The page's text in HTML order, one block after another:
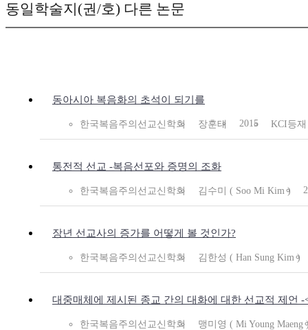
동일학술지(권/호) 다른 논문
동아시아 복음화의 초석이 되기를
한국복음주의선교신학회 장훈태 2015 KCI등재
통전적 선교 -복음선포와 증명의 조화
한국복음주의선교신학회 김수미 ( Soo Mi Kim )
장년 선교사의 증가를 어떻게 볼 것인가?
한국복음주의선교신학회 김한성 ( Han Sung Kim )
대중매체에 제시된 종교 간의 대화에 대한 선교적 제언
한국복음주의선교신학회 맹미영 ( Mi Young Maeng